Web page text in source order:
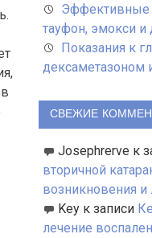
Эффективные
тауфон, эмокси и
Показания к
дексаметазоном
СВЕЖИЕ
Josephrerve к
вторичной
возникновения и
Keyк записи
лечение